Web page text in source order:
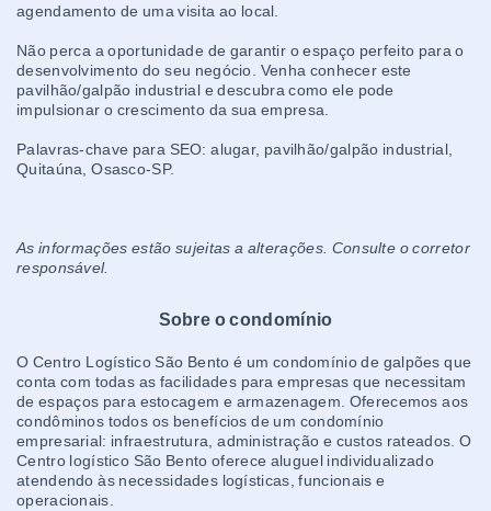
agendamento de uma visita ao local.
Não perca a oportunidade de garantir o espaço perfeito para o
desenvolvimento do seu negócio. Venha conhecer este
pavilhão/galpão industrial e descubra como ele pode
impulsionar o crescimento da sua empresa.
Palavras-chave para SEO: alugar, pavilhão/galpão industrial,
Quitaúna, Osasco-SP.
As informações estão sujeitas a alterações. Consulte o corretor
responsável.
Sobre o condomínio
O Centro Logístico São Bento é um condomínio de galpões que
conta com todas as facilidades para empresas que necessitam
de espaços para estocagem e armazenagem. Oferecemos aos
condôminos todos os benefícios de um condomínio
empresarial: infraestrutura, administração e custos rateados. O
Centro logístico São Bento oferece aluguel individualizado
atendendo às necessidades logísticas, funcionais e
operacionais.